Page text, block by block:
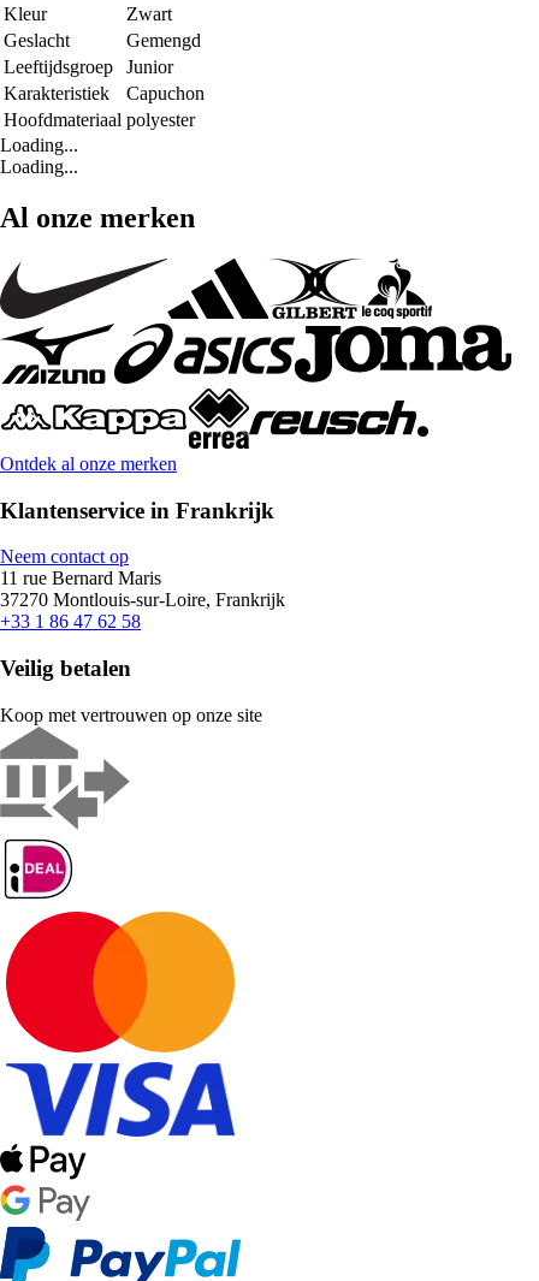
Kleur
Zwart
Geslacht
Gemengd
Leeftijdsgroep
Junior
Karakteristiek
Capuchon
Hoofdmateriaal polyester
Loading...
Loading...
Al onze merken
Ontdek al onze merken
Klantenservice in Frankrijk
Neem contact op
11 rue Bernard Maris
37270 Montlouis-sur-Loire, Frankrijk
+33 1 86 47 62 58
Veilig betalen
Koop met vertrouwen op onze site